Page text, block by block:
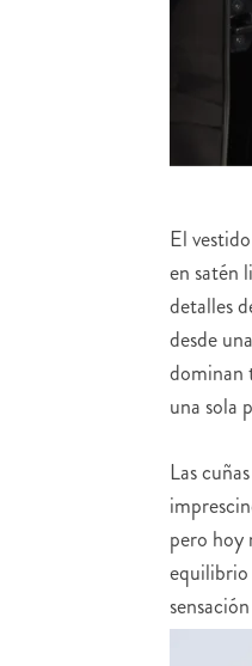
El
en satén
detalles
desde
dominan
una sola
Las
pero hoy
equilibrio